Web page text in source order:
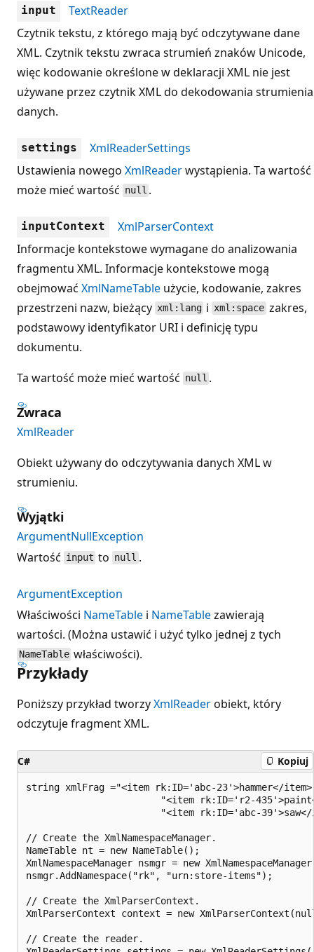
input
TextReader
Czytnik tekstu, z którego mają być odczytywane dane
XML. Czytnik tekstu zwraca strumień znaków Unicode,
więc kodowanie określone w deklaracji XML nie jest
używane przez czytnik XML do dekodowania strumienia
danych.
settings
XmlReaderSettings
Ustawienia nowego XmlReaderwystąpienia. Ta wartość
może mieć wartość null .
inputContext
XmlParserContext
Informacje kontekstowe wymagane do analizowania
fragmentu XML. Informacje kontekstowe mogą
obejmować XmlNameTable użycie, kodowanie, zakres
przestrzeni nazw, bieżący xml:lang i xml:space zakres,
podstawowy identyfikator URI i definicję typu
dokumentu.
Ta wartość może mieć wartość null .
Zwraca
XmlReader
Obiekt używany do odczytywania danych XML w
strumieniu.
Wyjątki
ArgumentNullException
Wartość input to null .
ArgumentException
Właściwości NameTable i NameTablezawierają
wartości. (Można ustawić i użyć tylko jednej z tych
NameTable właściwości).
Przykłady
Poniższy przykład tworzyXmlReaderobiekt, który
odczytuje fragment XML.
C# Kopiuj
string xmlFrag ="<item rk:ID='abc-23'>hammer</
"<item rk:ID='r2-
"<item rk:ID='abc-
// Create the XmlNamespaceManager.
NameTable nt = new NameTable();
XmlNamespaceManager nsmgr = new
nsmgr.AddNamespace("rk", "urn:store-items");
// Create the XmlParserContext.
XmlParserContext context = new
// Create the reader.